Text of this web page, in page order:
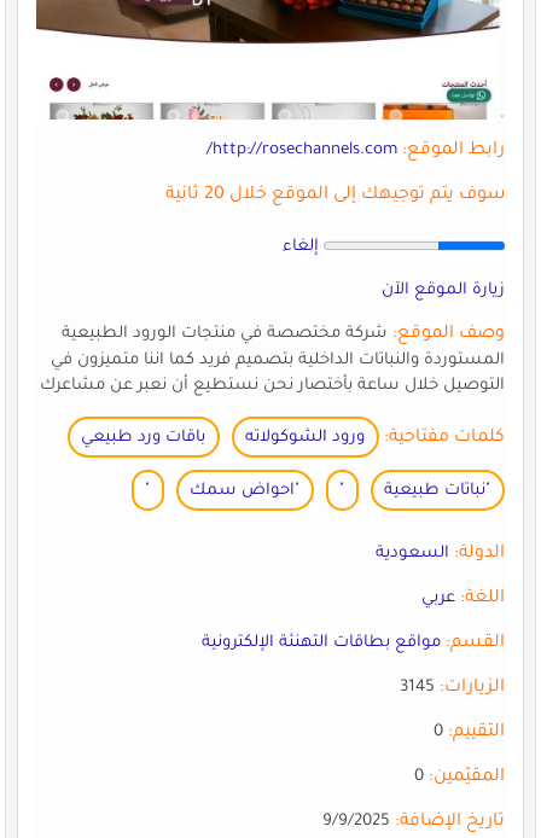
رابط الموقع: http://rosechannels.com/
سوف يتم توجيهك إلى الموقع خلال 20 ثانية
إلغاء
زيارة الموقع الآن
وصف الموقع:شركة مختصصة في منتجات الورود الطبيعية
المستوردة والنباتات الداخلية بتصميم فريد كما اننا متميزون في
التوصيل خلال ساعة بأختصار نحن نستطيع أن نعبر عن مشاعرك
كلمات مفتاحية: ورود الشوكولاته باقات ورد طبيعي
"نباتات طبيعية "احواض سمك
الدولة: السعودية
اللغة: عربي
القسم: مواقع بطاقات التهنئة الإلكترونية
الزيارات:3145
التقييم:0
المقيّمين:0
تاريخ الإضافة:9/9/2025